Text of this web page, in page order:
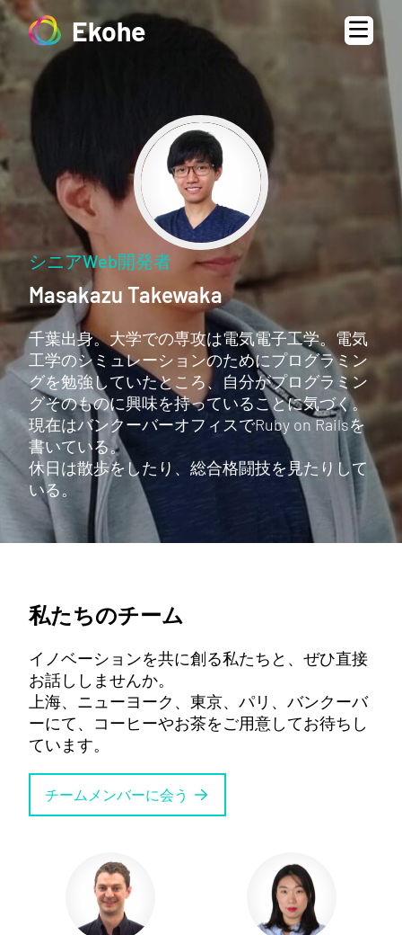
Ekohe
シニアWeb開発者
Masakazu Takewaka
千葉出身。大学での専攻は電気電子工学。電気
工学のシミュレーションのためにプログラミン
グを勉強していたところ、自分がプログラミン
グそのものに興味を持っていることに気づく。
現在はバンクーバーオフィスでRuby on Railsを
書いている。
休日は散歩をしたり、総合格闘技を見たりして
いる。
私たちのチーム
イノベーションを共に創る私たちと、ぜひ直接
お話ししませんか。
上海、ニューヨーク、東京、パリ、バンクーバ
ーにて、コーヒーやお茶をご用意してお待ちし
ています。
チームメンバーに会う